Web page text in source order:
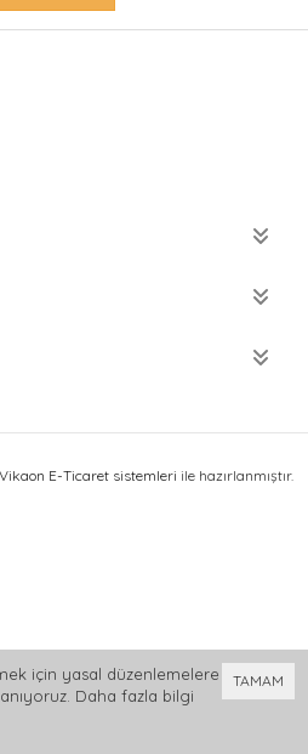
Vikaon E-Ticaret sistemleri ile hazırlanmıştır.
TAMAM
için yasal düzenlemelere
Daha fazla bilgi